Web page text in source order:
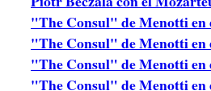
"The Consul" de Menotti
"The Consul" de Menotti
"The Consul" de Menotti en
"The Consul" de Menotti